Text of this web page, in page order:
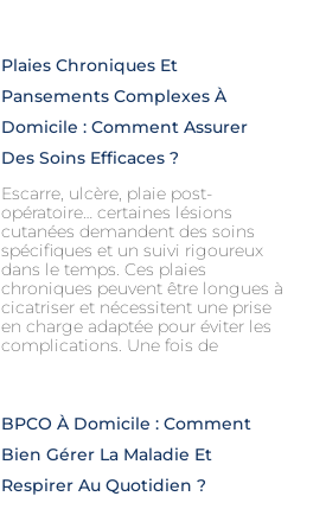
Plaies Chroniques Et
Pansements Complexes À
Domicile : Comment Assurer
Des Soins Efficaces ?
Escarre, ulcère, plaie post-
opératoire… certaines lésions
cutanées demandent des soins
spécifiques et un suivi rigoureux
dans le temps. Ces plaies
chroniques peuvent être longues à
cicatriser et nécessitent une prise
en charge adaptée pour éviter les
complications. Une fois de
BPCO À Domicile : Comment
Bien Gérer La Maladie Et
Respirer Au Quotidien ?